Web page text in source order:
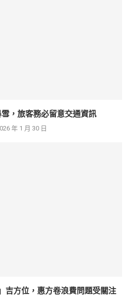
，旅客務必留意交通資訊
年 1 月 30 日
吉方位，惠方卷浪費問題受關注